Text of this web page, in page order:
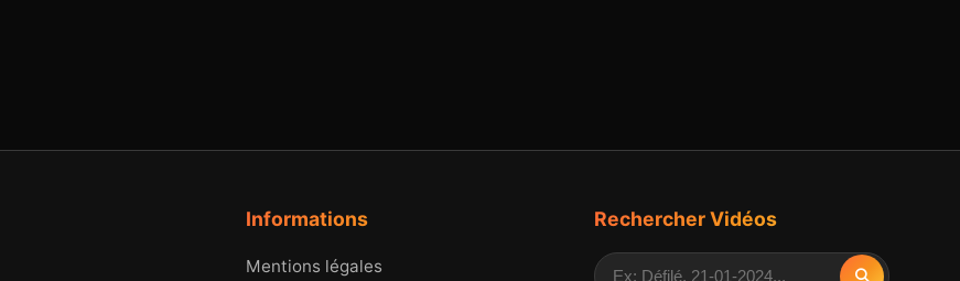
Informations
Mentions légales
Rechercher Vidéos